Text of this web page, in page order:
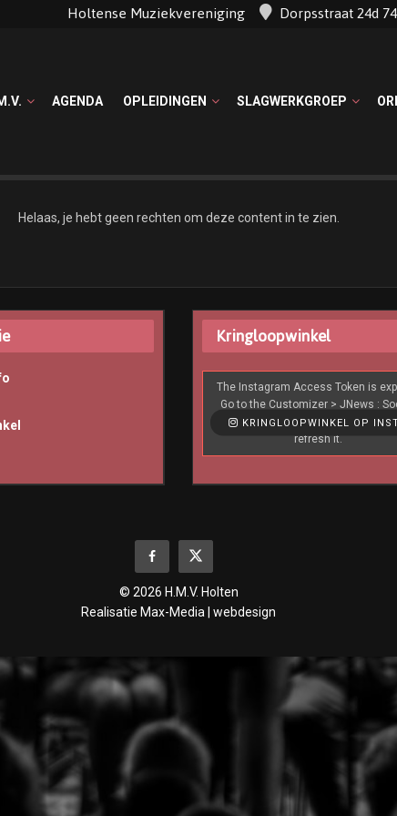
Holtense Muziekvereniging Dorpsstraat 24d
AGENDA OPLEIDINGEN SLAGWERKGROEP
Helaas, je hebt geen rechten om deze content in te zien.
Kringloopwinkel
KRINGLOOPWINKEL OP
The Instagram Access Token is
Go to the Customizer > JNews :
Like & View > Instagram Feed
refresh it.
© 2026 H.M.V. Holten
Realisatie Max-Media | webdesign